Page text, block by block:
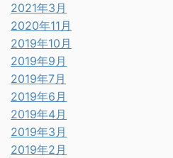
2021年3月
2020年11月
2019年10月
2019年9月
2019年7月
2019年6月
2019年4月
2019年3月
2019年2月